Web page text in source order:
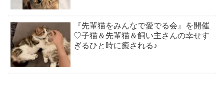
『先輩猫をみんなで愛でる会』を開催
♡子猫＆先輩猫＆飼い主さんの幸せす
ぎるひと時に癒される♪